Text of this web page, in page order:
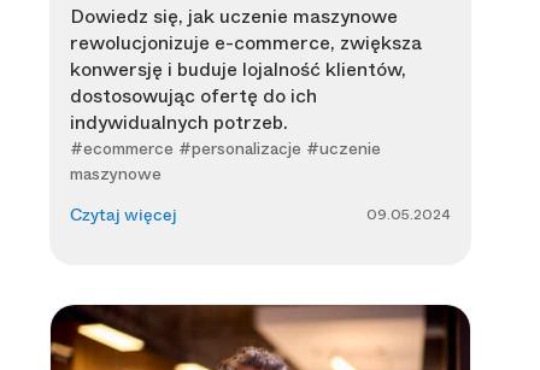
Dowiedz się, jak uczenie maszynowe
rewolucjonizuje e-commerce, zwiększa
konwersję i buduje lojalność klientów,
dostosowując ofertę do ich
indywidualnych potrzeb.
#ecommerce #personalizacje #uczenie
maszynowe
Czytaj więcej 09.05.2024